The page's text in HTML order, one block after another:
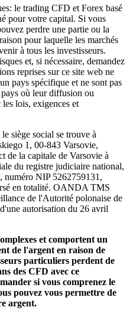
le trading CFD et Forex basé
pour votre capital. Si vous
perdre une partie ou la
pour laquelle les marchés
à tous les investisseurs.
et, si nécessaire, demandez
reprises sur ce site web ne
pays spécifique et ne sont pas
pays où leur diffusion ou
lois, exigences et
siège social se trouve à
1, 00-843 Varsovie,
de la capitale de Varsovie à
du registre judiciaire national,
numéro NIP 5262759131,
en totalité. OANDA TMS
de l'Autorité polonaise de
autorisation du 26 avril
et comportent un
de l'argent en raison de
particuliers perdent de
des CFD avec ce
si vous comprenez le
pouvez vous permettre de
argent.